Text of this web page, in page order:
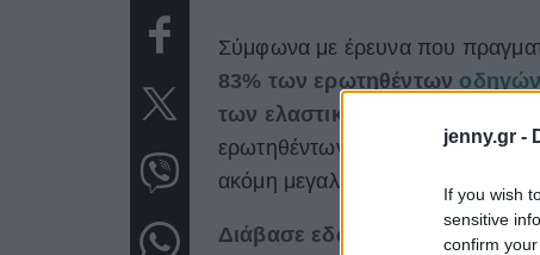
jenny.gr -
If you wish
sensitive
confirm
Σύμφωνα με έρευνα που
83% των ερωτηθέντων οδηγών
των ελαστικών τους τις
ερωτηθέντων ανέφεραν σε
ακόμη μεγαλύτερο χρονικό
Διάβασε εδώ:
Κόλλησε το